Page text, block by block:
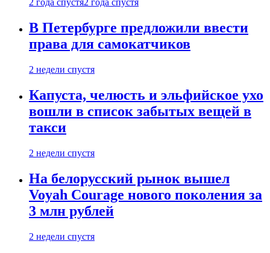
2 года спустя2 года спустя
В Петербурге предложили ввести
права для самокатчиков
2 недели спустя
Капуста, челюсть и эльфийское ухо
вошли в список забытых вещей в
такси
2 недели спустя
На белорусский рынок вышел
Voyah Courage нового поколения за
3 млн рублей
2 недели спустя